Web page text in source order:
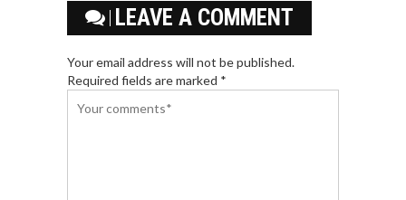
LEAVE A COMMENT
Your email address will not be published.
Required fields are marked *